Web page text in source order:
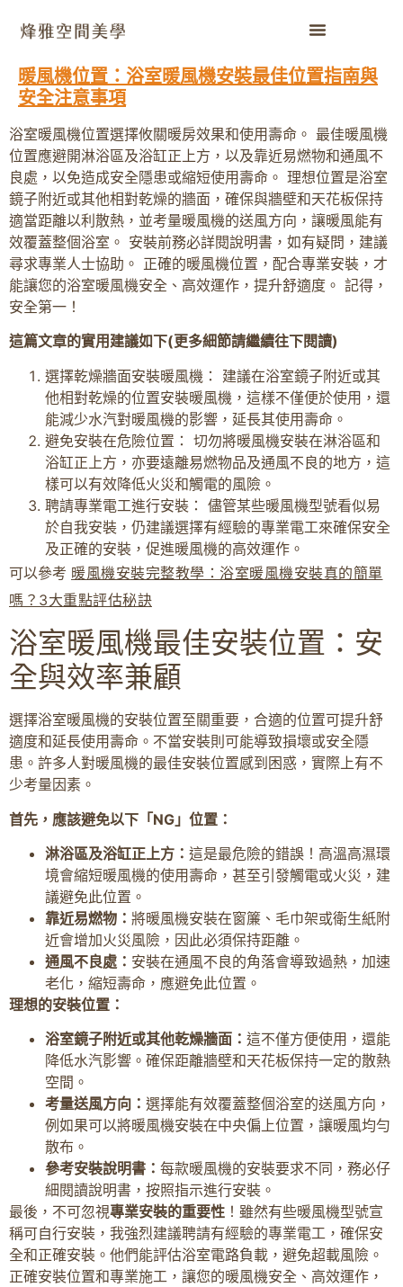
暖風機位置：浴室暖風機安裝最佳位置指南與
安全注意事項
浴室暖風機位置選擇攸關暖房效果和使用壽命。 最佳暖風機
位置應避開淋浴區及浴缸正上方，以及靠近易燃物和通風不
良處，以免造成安全隱患或縮短使用壽命。 理想位置是浴室
鏡子附近或其他相對乾燥的牆面，確保與牆壁和天花板保持
適當距離以利散熱，並考量暖風機的送風方向，讓暖風能有
效覆蓋整個浴室。 安裝前務必詳閱說明書，如有疑問，建議
尋求專業人士協助。 正確的暖風機位置，配合專業安裝，才
能讓您的浴室暖風機安全、高效運作，提升舒適度。 記得，
安全第一！
這篇文章的實用建議如下(更多細節請繼續往下閱讀)
選擇乾燥牆面安裝暖風機： 建議在浴室鏡子附近或其
他相對乾燥的位置安裝暖風機，這樣不僅便於使用，還
能減少水汽對暖風機的影響，延長其使用壽命。
避免安裝在危險位置： 切勿將暖風機安裝在淋浴區和
浴缸正上方，亦要遠離易燃物品及通風不良的地方，這
樣可以有效降低火災和觸電的風險。
聘請專業電工進行安裝： 儘管某些暖風機型號看似易
於自我安裝，仍建議選擇有經驗的專業電工來確保安全
及正確的安裝，促進暖風機的高效運作。
可以參考 暖風機安裝完整教學：浴室暖風機安裝真的簡單
嗎？3大重點評估秘訣
浴室暖風機最佳安裝位置：安
全與效率兼顧
選擇浴室暖風機的安裝位置至關重要，合適的位置可提升舒
適度和延長使用壽命。不當安裝則可能導致損壞或安全隱
患。許多人對暖風機的最佳安裝位置感到困惑，實際上有不
少考量因素。
首先，應該避免以下「NG」位置：
淋浴區及浴缸正上方： 這是最危險的錯誤！高溫高濕環
境會縮短暖風機的使用壽命，甚至引發觸電或火災，建
議避免此位置。
靠近易燃物： 將暖風機安裝在窗簾、毛巾架或衛生紙附
近會增加火災風險，因此必須保持距離。
通風不良處： 安裝在通風不良的角落會導致過熱，加速
老化，縮短壽命，應避免此位置。
理想的安裝位置：
浴室鏡子附近或其他乾燥牆面： 這不僅方便使用，還能
降低水汽影響。確保距離牆壁和天花板保持一定的散熱
空間。
考量送風方向： 選擇能有效覆蓋整個浴室的送風方向，
例如果可以將暖風機安裝在中央偏上位置，讓暖風均勻
散布。
參考安裝說明書： 每款暖風機的安裝要求不同，務必仔
細閱讀說明書，按照指示進行安裝。
最後，不可忽視專業安裝的重要性 ！雖然有些暖風機型號宣
稱可自行安裝，我強烈建議聘請有經驗的專業電工，確保安
全和正確安裝。他們能評估浴室電路負載，避免超載風險。
正確安裝位置和專業施工，讓您的暖風機安全、高效運作，